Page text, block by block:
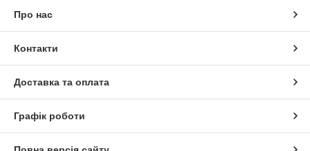
Про нас
Контакти
Доставка та оплата
Графік роботи